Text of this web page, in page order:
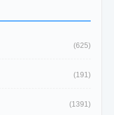
(625)
(191)
(1391)